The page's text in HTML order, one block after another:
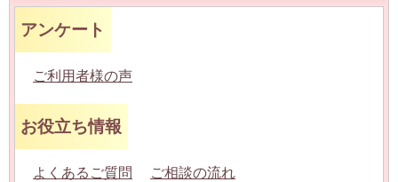
アンケート
ご利用者様の声
お役立ち情報
よくあるご質問 ご相談の流れ